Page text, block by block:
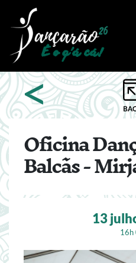
conteúdo
principal
Oficina
Balcãs -
<
13
16h